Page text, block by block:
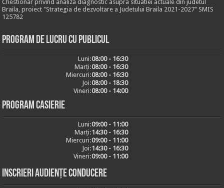
Chestionar privind analiza diagnostic asupra situatiei actuale din judetul
Braila, proiect "Strategia de dezvoltare a Judetului Braila 2021-2027" SMIS
125782
Program de lucru cu publicul
Luni:08:00 - 16:30
Marți:08:00 - 16:30
Miercuri:08:00 - 16:30
Joi:08:00 - 18:30
Vineri:08:00 - 14:00
Program casierie
Luni:09:00 - 11:00
Marți:14:30 - 16:30
Miercuri:09:00 - 11:00
Joi:14:30 - 16:30
Vineri:09:00 - 11:00
Inscrieri audiențe conducere